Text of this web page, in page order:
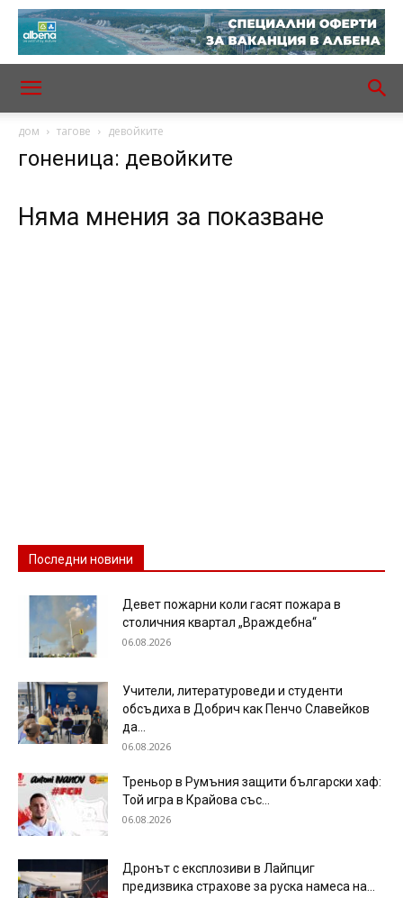
дом тагове девойките
гоненица: девойките
Няма мнения за показване
Последни новини
Девет пожарни коли гасят пожара в
столичния квартал „Враждебна“
06.08.2026
Учители, литературоведи и студенти
обсъдиха в Добрич как Пенчо Славейков
да...
06.08.2026
Треньор в Румъния защити български хаф:
Той игра в Крайова със...
06.08.2026
Дронът с експлозиви в Лайпциг
предизвика страхове за руска намеса на...